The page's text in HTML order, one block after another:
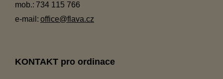
mob.: 734 115 766
e-mail: office@flava.cz
KONTAKT pro ordinace